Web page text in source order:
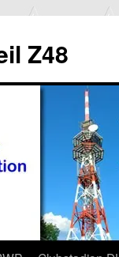
Z48